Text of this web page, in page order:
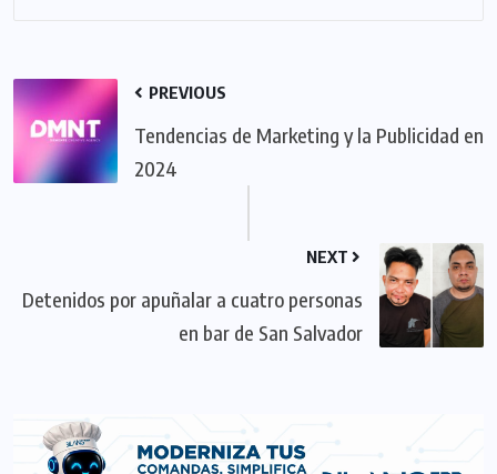
PREVIOUS
Tendencias de Marketing y la Publicidad en
2024
NEXT
Detenidos por apuñalar a cuatro personas
en bar de San Salvador